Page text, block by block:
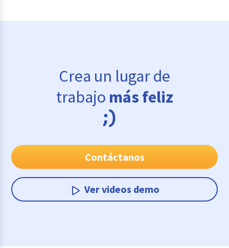
Crea un lugar de
trabajo más feliz
Contáctanos
Ver videos demo